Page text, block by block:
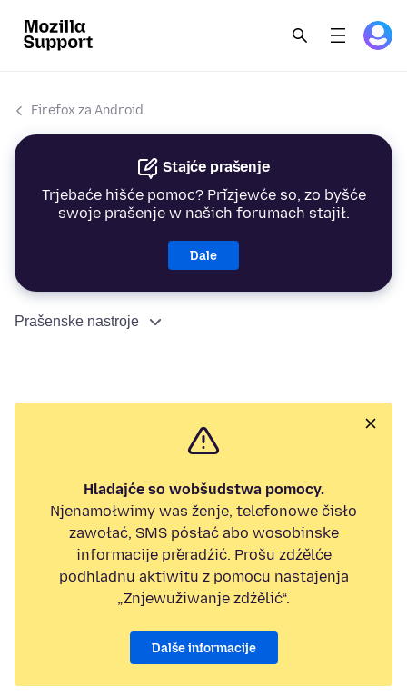
Firefox za Android
Stajće prašenje
Trjebaće hišće pomoc? Přizjewće so, zo byšće
swoje prašenje w našich forumach stajił.
Dale
Prašenske nastroje
Hladajće so wobšudstwa pomocy.
Njenamołwimy was ženje, telefonowe čisło
zawołać, SMS pósłać abo wosobinske
informacije přeradźić. Prošu zdźělće
podhladnu aktiwitu z pomocu nastajenja
„Znjewužiwanje zdźělić“.
Dalše informacije